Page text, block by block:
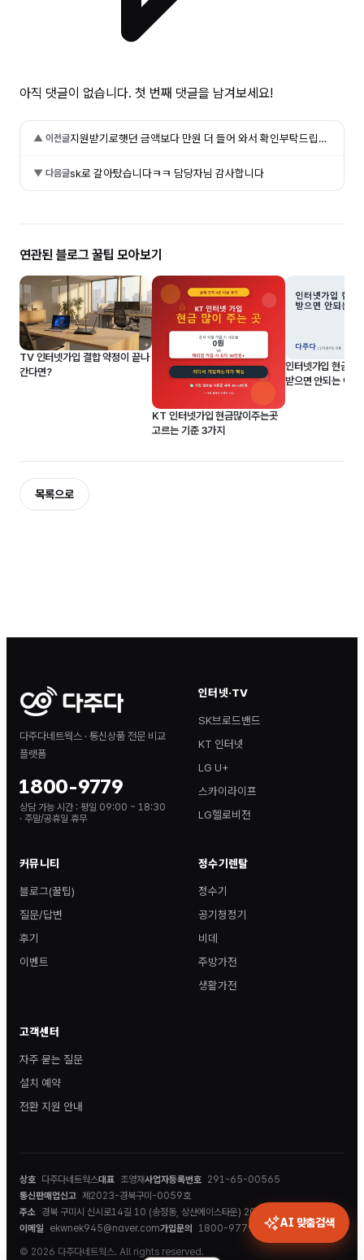
아직 댓글이 없습니다. 첫 번째 댓글을 남겨보세요!
▲ 이전글 지원받기로햇던 금액보다 만원 더 들어 와서 확인부탁드립니다
▼ 다음글sk로 갈아탔습니다ㅋㅋ 담당자님 감사합니다
연관된 블로그 꿀팁 모아보기
TV 인터넷가입 결합 약정이 끝나
간다면?
KT 인터넷가입 현금많이주는곳
고르는 기준 3가지
인터넷가입 현금 준
받으면 안되는 이유
목록으로
다주다네트웍스 · 통신상품 전문 비교
플랫폼
1800-9779
상담 가능 시간 : 평일 09:00 ~ 18:30
· 주말/공휴일 휴무
인터넷·TV
SK브로드밴드
KT 인터넷
LG U+
스카이라이프
LG헬로비전
커뮤니티
블로그(꿀팁)
질문/답변
후기
이벤트
정수기렌탈
정수기
공기청정기
비데
주방가전
생활가전
고객센터
자주 묻는 질문
설치 예약
전환 지원 안내
상호 다주다네트웍스대표 조영재사업자등록번호 291-65-00565
통신판매업신고 제2023-경북구미-0059호
주소 경북 구미시 신시로14길 10 (송정동, 상산에이스타운) 202호
이메일
ekwnek945@naver.com가입문의 1800-9779
© 2026 다주다네트웍스. All rights reserved.
AI 맞춤검색